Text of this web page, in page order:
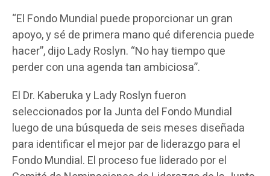
“El Fondo Mundial puede proporcionar un gran
apoyo, y sé de primera mano qué diferencia puede
hacer”, dijo Lady Roslyn. “No hay tiempo que
perder con una agenda tan ambiciosa”.
El Dr. Kaberuka y Lady Roslyn fueron
seleccionados por la Junta del Fondo Mundial
luego de una búsqueda de seis meses diseñada
para identificar el mejor par de liderazgo para el
Fondo Mundial. El proceso fue liderado por el